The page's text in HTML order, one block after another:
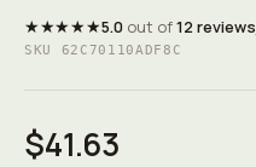
★★★★★5.0out of12 reviews
SKU 62C70110ADF8C
$41.63